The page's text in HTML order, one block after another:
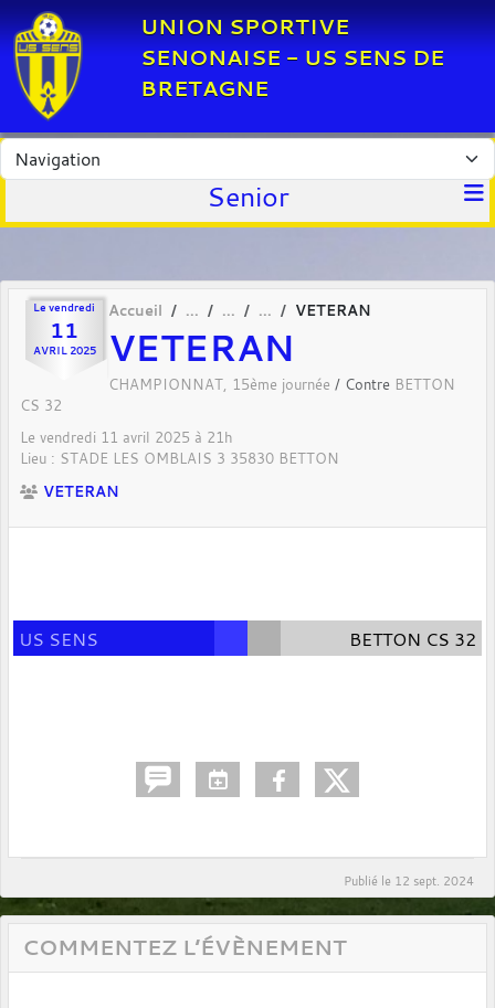
UNION SPORTIVE
SENONAISE - US SENS DE
BRETAGNE
Senior
Le vendredi
11
AVRIL 2025
Accueil VETERAN
VETERAN
CHAMPIONNAT, 15ème journée / Contre BETTON
CS 32
Le vendredi 11 avril 2025 à 21h
Lieu : STADE LES OMBLAIS 3 35830 BETTON
VETERAN
US SENS BETTON CS 32
Publié le 12 sept. 2024
COMMENTEZ L’ÉVÈNEMENT
Panneau de gestion des cookies